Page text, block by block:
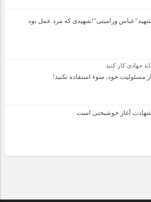
شهید”عباس ورامینی”؛شهیدی که مرد عمل بود
جهادی کار کنید
از مسئولیت خود، سوء استفاده نکنید!
شهادت آغاز خوشبختی است